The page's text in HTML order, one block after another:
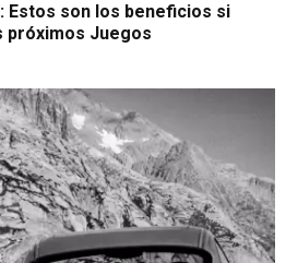
Estos son los beneficios si
próximos Juegos